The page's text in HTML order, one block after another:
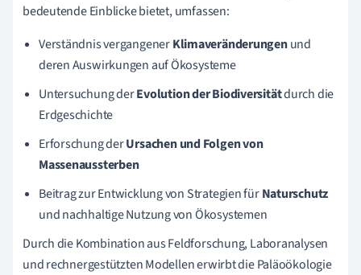
bedeutende Einblicke bietet, umfassen:
Verständnis vergangenerKlimaveränderungenund
deren Auswirkungen auf Ökosysteme
Untersuchung derEvolution der Biodiversitätdurch die
Erdgeschichte
Erforschung derUrsachen und Folgen von
Massenaussterben
Beitrag zur Entwicklung von Strategien fürNaturschutz
und nachhaltige Nutzung von Ökosystemen
Durch die Kombination aus Feldforschung, Laboranalysen
und rechnergestützten Modellen erwirbt die Paläoökologie